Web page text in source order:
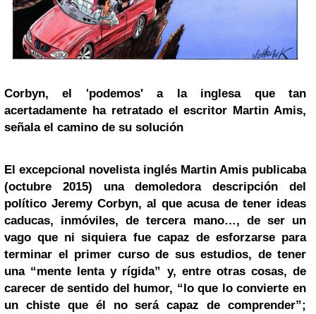
Corbyn, el 'podemos' a la inglesa que tan
acertadamente ha retratado el escritor Martin Amis,
señala el camino de su solución
El excepcional novelista inglés Martin Amis publicaba
(octubre 2015) una demoledora descripción del
político Jeremy Corbyn, al que acusa de tener ideas
caducas, inmóviles, de tercera mano…, de ser un
vago que ni siquiera fue capaz de esforzarse para
terminar el primer curso de sus estudios, de tener
una “mente lenta y rígida” y, entre otras cosas, de
carecer de sentido del humor, “lo que lo convierte en
un chiste que él no será capaz de comprender”;